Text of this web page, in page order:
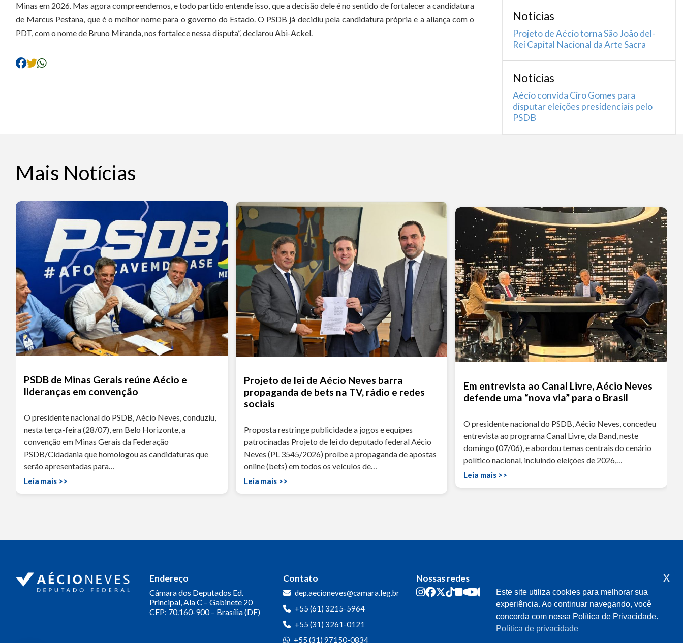
Minas em 2026. Mas agora compreendemos, e todo partido entende isso, que a decisão dele é no sentido de fortalecer a candidatura
de Marcus Pestana, que é o melhor nome para o governo do Estado. O PSDB já decidiu pela candidatura própria e a aliança com o
PDT, com o nome de Bruno Miranda, nos fortalece nessa disputa”, declarou Abi-Ackel.
Notícias
Projeto de Aécio torna São João del-
Rei Capital Nacional da Arte Sacra
Notícias
Aécio convida Ciro Gomes para
disputar eleições presidenciais pelo
PSDB
Mais Notícias
PSDB de Minas Gerais reúne Aécio e
lideranças em convenção
O presidente nacional do PSDB, Aécio Neves, conduziu,
nesta terça-feira (28/07), em Belo Horizonte, a
convenção em Minas Gerais da Federação
PSDB/Cidadania que homologou as candidaturas que
serão apresentadas para…
Leia mais >>
Projeto de lei de Aécio Neves barra
propaganda de bets na TV, rádio e redes
sociais
Proposta restringe publicidade a jogos e equipes
patrocinadas Projeto de lei do deputado federal Aécio
Neves (PL 3545/2026) proíbe a propaganda de apostas
online (bets) em todos os veículos de…
Leia mais >>
Em entrevista ao Canal Livre, Aécio Neves
defende uma “nova via” para o Brasil
O presidente nacional do PSDB, Aécio Neves, concedeu
entrevista ao programa Canal Livre, da Band, neste
domingo (07/06), e abordou temas centrais do cenário
político nacional, incluindo eleições de 2026,…
Leia mais >>
Endereço
Câmara dos Deputados Ed.
Principal, Ala C – Gabinete 20
CEP: 70.160-900 – Brasília (DF)
Contato
dep.aecioneves@camara.leg.br
+55 (61) 3215-5964
+55 (31) 3261-0121
+55 (31) 97150-0834
Nossas redes
Este site utiliza cookies para melhorar sua
experiência. Ao continuar navegando, você
concorda com nossa Política de Privacidade.
Política de privacidade
x